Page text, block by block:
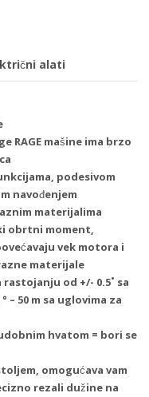
alati
RAGE mašine ima brzo
podesivom
navođenjem
materijalima
obrtni moment,
vek motora i
materijale
od +/- 0.5˚ sa
– 50 m sa uglovima za
hvatom = bori se
omogućava vam
rezali dužine na